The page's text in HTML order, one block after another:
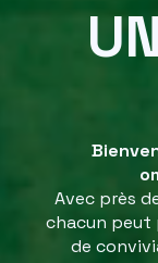
Avec près
chacun peut
de